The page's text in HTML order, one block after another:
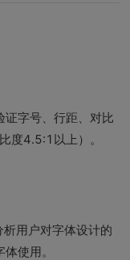
证字号、行距、对比
度4.5:1以上）。
用户对字体设计的
使用。